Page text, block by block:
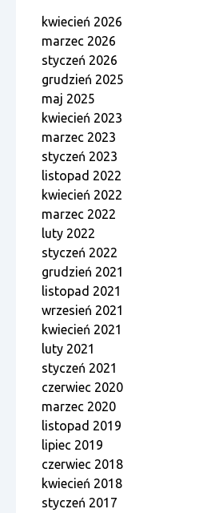
kwiecień 2026
marzec 2026
styczeń 2026
grudzień 2025
maj 2025
kwiecień 2023
marzec 2023
styczeń 2023
listopad 2022
kwiecień 2022
marzec 2022
luty 2022
styczeń 2022
grudzień 2021
listopad 2021
wrzesień 2021
kwiecień 2021
luty 2021
styczeń 2021
czerwiec 2020
marzec 2020
listopad 2019
lipiec 2019
czerwiec 2018
kwiecień 2018
styczeń 2017